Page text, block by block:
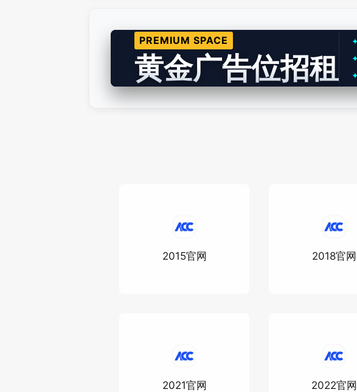
PREMIUM SPACE
黄金广告位招租
2015官网 2018官网
2021官网 2022官网